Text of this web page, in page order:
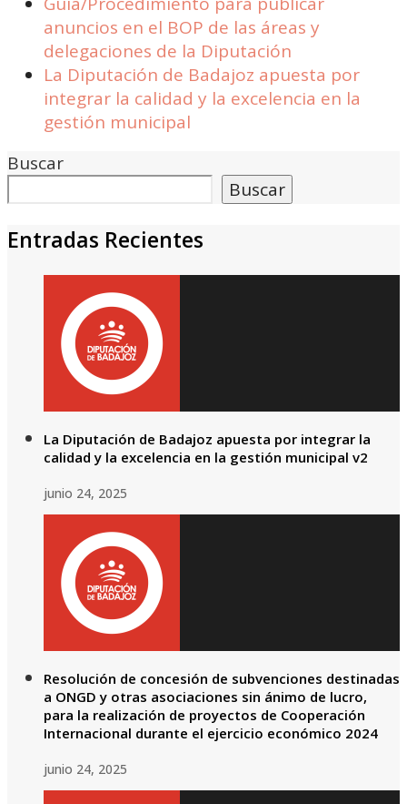
anuncios en el BOP de las áreas y
delegaciones de la Diputación
La Diputación de Badajoz apuesta por
integrar la calidad y la excelencia en la
gestión municipal
Buscar
Buscar
Entradas Recientes
La Diputación de Badajoz apuesta por integrar la
calidad y la excelencia en la gestión municipal v2
junio 24, 2025
Resolución de concesión de subvenciones destinadas
a ONGD y otras asociaciones sin ánimo de lucro,
para la realización de proyectos de Cooperación
Internacional durante el ejercicio económico 2024
junio 24, 2025